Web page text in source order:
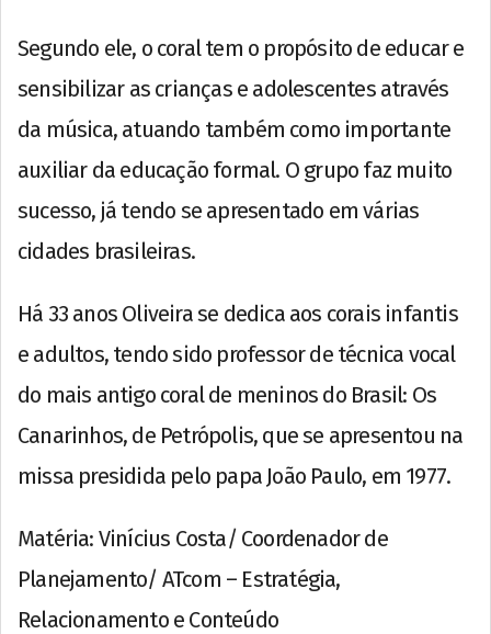
Segundo ele, o coral tem o propósito de educar e
sensibilizar as crianças e adolescentes através
da música, atuando também como importante
auxiliar da educação formal. O grupo faz muito
sucesso, já tendo se apresentado em várias
cidades brasileiras.
Há 33 anos Oliveira se dedica aos corais infantis
e adultos, tendo sido professor de técnica vocal
do mais antigo coral de meninos do Brasil: Os
Canarinhos, de Petrópolis, que se apresentou na
missa presidida pelo papa João Paulo, em 1977.
Matéria: Vinícius Costa/ Coordenador de
Planejamento/ ATcom – Estratégia,
Relacionamento e Conteúdo